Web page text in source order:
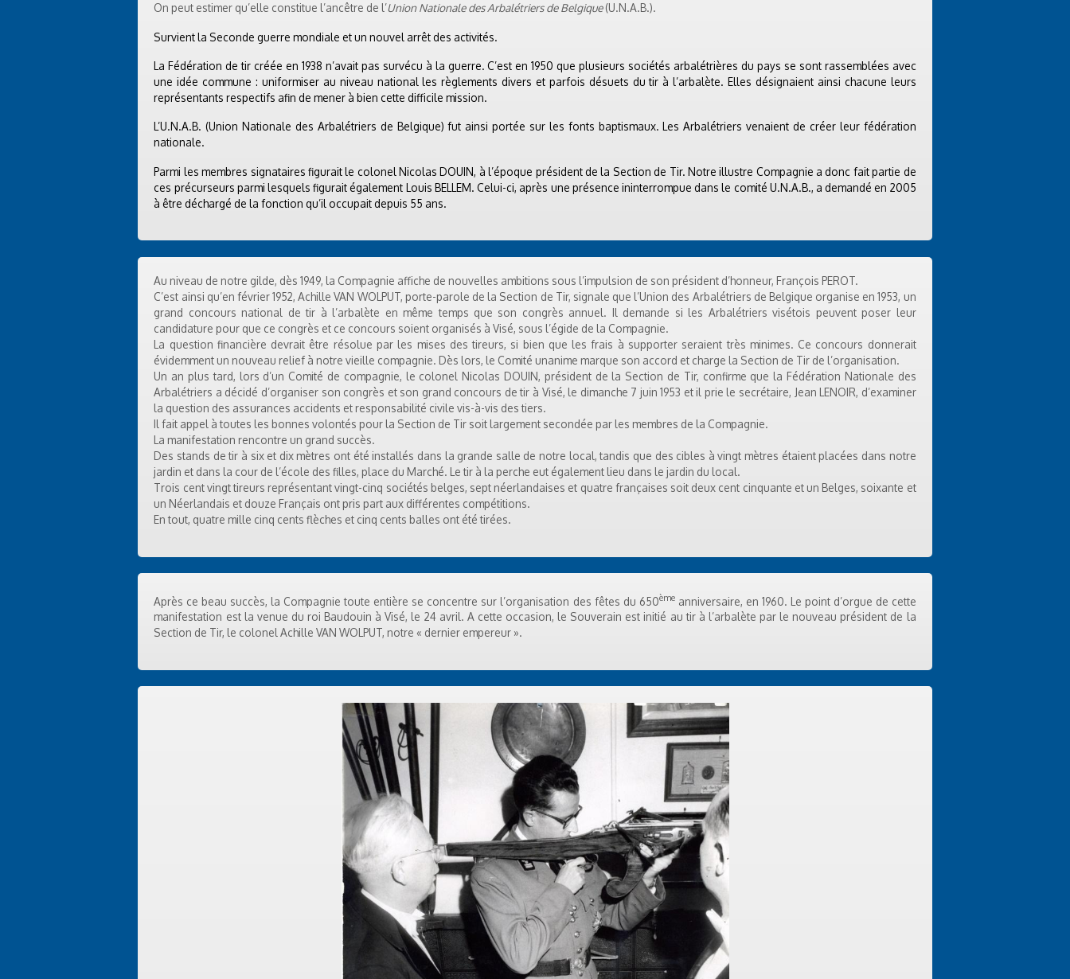
On peut estimer qu’elle constitue l’ancêtre de l’Union Nationale des Arbalétriers de Belgique(U.N.A.B.).
Survient la Seconde guerre mondiale et un nouvel arrêt des activités.
La Fédération de tir créée en 1938 n’avait pas survécu à la guerre. C’est en 1950 que plusieurs sociétés arbalétrières du pays se sont rassemblées avec
une idée commune : uniformiser au niveau national les règlements divers et parfois désuets du tir à l’arbalète. Elles désignaient ainsi chacune leurs
représentants respectifs afin de mener à bien cette difficile mission.
L’U.N.A.B. (Union Nationale des Arbalétriers de Belgique) fut ainsi portée sur les fonts baptismaux. Les Arbalétriers venaient de créer leur fédération
nationale.
Parmi les membres signataires figurait le colonel Nicolas DOUIN, à l’époque président de la Section de Tir. Notre illustre Compagnie a donc fait partie de
ces précurseurs parmi lesquels figurait également Louis BELLEM. Celui-ci, après une présence ininterrompue dans le comité U.N.A.B., a demandé en 2005
à être déchargé de la fonction qu’il occupait depuis 55 ans.
Au niveau de notre gilde, dès 1949, la Compagnie affiche de nouvelles ambitions sous l’impulsion de son président d’honneur, François PEROT.
C’est ainsi qu’en février 1952, Achille VAN WOLPUT, porte-parole de la Section de Tir, signale que l’Union des Arbalétriers de Belgique organise en 1953, un
grand concours national de tir à l’arbalète en même temps que son congrès annuel. Il demande si les Arbalétriers visétois peuvent poser leur
candidature pour que ce congrès et ce concours soient organisés à Visé, sous l’égide de la Compagnie.
La question financière devrait être résolue par les mises des tireurs, si bien que les frais à supporter seraient très minimes. Ce concours donnerait
évidemment un nouveau relief à notre vieille compagnie. Dès lors, le Comité unanime marque son accord et charge la Section de Tir de l’organisation.
Un an plus tard, lors d’un Comité de compagnie, le colonel Nicolas DOUIN, président de la Section de Tir, confirme que la Fédération Nationale des
Arbalétriers a décidé d’organiser son congrès et son grand concours de tir à Visé, le dimanche 7 juin 1953 et il prie le secrétaire, Jean LENOIR, d’examiner
la question des assurances accidents et responsabilité civile vis-à-vis des tiers.
Il fait appel à toutes les bonnes volontés pour la Section de Tir soit largement secondée par les membres de la Compagnie.
La manifestation rencontre un grand succès.
Des stands de tir à six et dix mètres ont été installés dans la grande salle de notre local, tandis que des cibles à vingt mètres étaient placées dans notre
jardin et dans la cour de l’école des filles, place du Marché. Le tir à la perche eut également lieu dans le jardin du local.
Trois cent vingt tireurs représentant vingt-cinq sociétés belges, sept néerlandaises et quatre françaises soit deux cent cinquante et un Belges, soixante et
un Néerlandais et douze Français ont pris part aux différentes compétitions.
En tout, quatre mille cinq cents flèches et cinq cents balles ont été tirées.
Après ce beau succès, la Compagnie toute entière se concentre sur l’organisation des fêtes du 650èmeanniversaire, en 1960. Le point d’orgue de cette
manifestation est la venue du roi Baudouin à Visé, le 24 avril. A cette occasion, le Souverain est initié au tir à l’arbalète par le nouveau président de la
Section de Tir, le colonel Achille VAN WOLPUT, notre « dernier empereur ».